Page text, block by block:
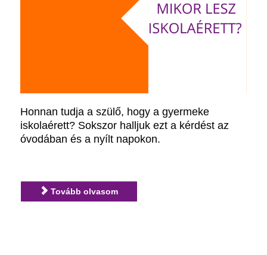
Honnan tudja a szülő, hogy a gyermeke
iskolaérett? Sokszor halljuk ezt a kérdést az
óvodában és a nyílt napokon.
Tovább olvasom